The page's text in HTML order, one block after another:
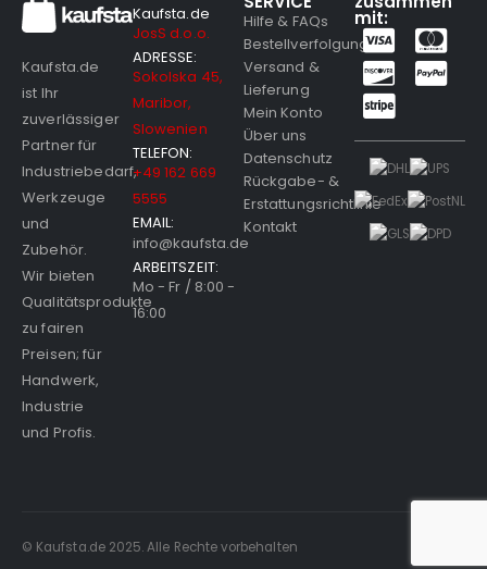
Kaufsta.de
ist Ihr
zuverlässiger
Partner für
Industriebedarf,
Werkzeuge
und
Zubehör.
Wir bieten
Qualitätsprodukte
zu fairen
Preisen; für
Handwerk,
Industrie
und Profis.
Kaufsta.de
JosS d.o.o.
ADRESSE:
Sokolska 45,
Maribor,
Slowenien
TELEFON:
+49 162 669
5555
EMAIL:
info@kaufsta.de
ARBEITSZEIT:
Mo - Fr / 8:00 -
16:00
Hilfe & FAQs
Bestellverfolgung
Versand &
Lieferung
Mein Konto
Über uns
Datenschutz
Rückgabe- &
Erstattungsrichtlinie
Kontakt
mit:
© Kaufsta.de 2025. Alle Rechte vorbehalten